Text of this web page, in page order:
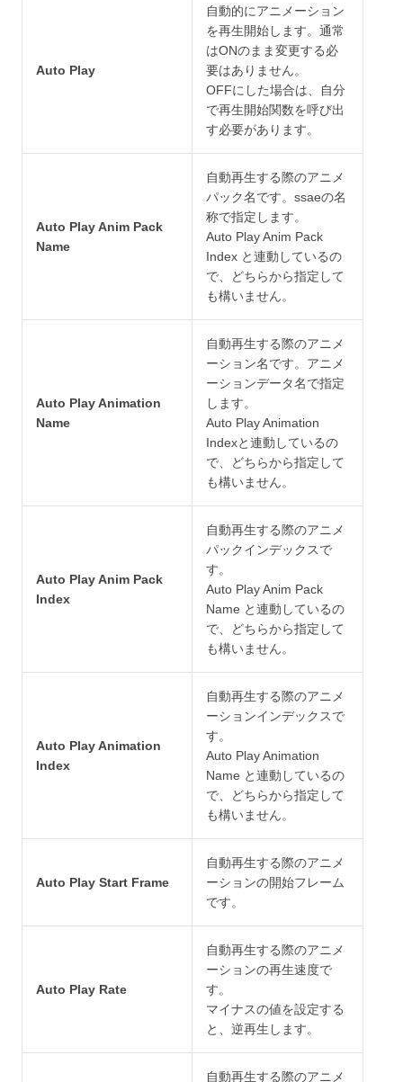
Auto Play
自動的にアニメーション
を再生開始します。通常
はONのまま変更する必
要はありません。
OFFにした場合は、自分
で再生開始関数を呼び出
す必要があります。
Auto Play Anim Pack
Name
自動再生する際のアニメ
パック名です。ssaeの名
称で指定します。
Auto Play Anim Pack
Index と連動しているの
で、どちらから指定して
も構いません。
Auto Play Animation
Name
自動再生する際のアニメ
ーション名です。アニメ
ーションデータ名で指定
します。
Auto Play Animation
Indexと連動しているの
で、どちらから指定して
も構いません。
Auto Play Anim Pack
Index
自動再生する際のアニメ
パックインデックスで
す。
Auto Play Anim Pack
Name と連動しているの
で、どちらから指定して
も構いません。
Auto Play Animation
Index
自動再生する際のアニメ
ーションインデックスで
す。
Auto Play Animation
Name と連動しているの
で、どちらから指定して
も構いません。
Auto Play Start Frame
自動再生する際のアニメ
ーションの開始フレーム
です。
Auto Play Rate
自動再生する際のアニメ
ーションの再生速度で
す。
マイナスの値を設定する
と、逆再生します。
自動再生する際のアニメ